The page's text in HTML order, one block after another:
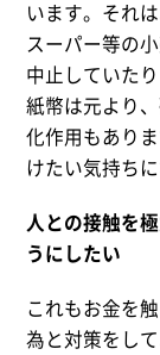
います。それ
スーパー等の
中止していたり
紙幣は元より
化作用もあり
けたい気持ち
人との接触を
うにしたい
これもお金を
為と対策をし